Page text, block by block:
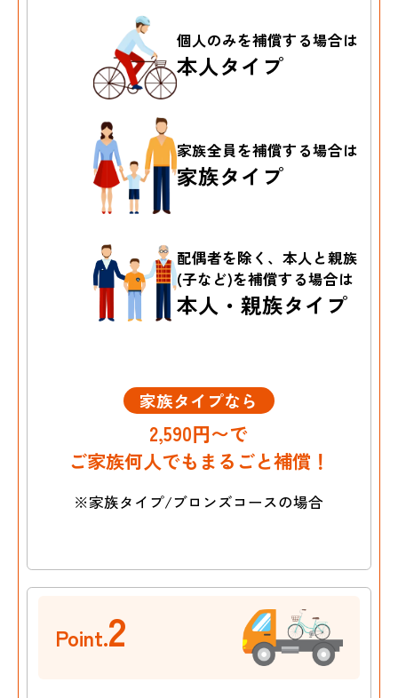
個人のみを補償する場合は
本人タイプ
家族全員を補償する場合は
家族タイプ
配偶者を除く、本人と親族
(子など)を補償する場合は
本人・親族タイプ
家族タイプなら
2,590円〜で
ご家族何人でもまるごと補償！
※家族タイプ/ブロンズコースの場合
Point.2